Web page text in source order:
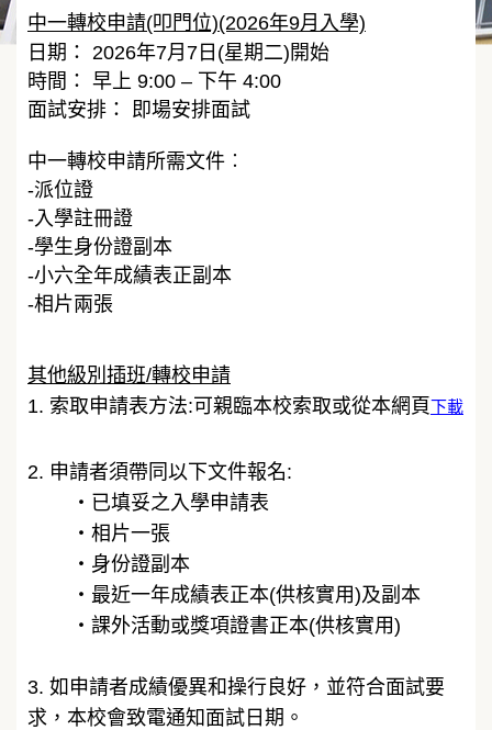
中一轉校申請(叩門位)(2026年9月入學)
日期： 2026年7月7日(星期二)開始
時間： 早上 9:00 – 下午 4:00
面試安排： 即場安排面試
中一轉校申請所需文件︰
-派位證
-入學註冊證
-學生身份證副本
-小六全年成績表正副本
-相片兩張
其他級別插班/轉校申請
1. 索取申請表方法:可親臨本校索取或從本網頁下載
2. 申請者須帶同以下文件報名:
・​ 已填妥之入學申請表
・​ 相片一張
・​ 身份證副本
・​ 最近一年成績表正本(供核實用)及副本
・​ 課外活動或獎項證書正本(供核實用)
3. 如申請者成績優異和操行良好，並符合面試要
求，本校會致電通知面試日期。